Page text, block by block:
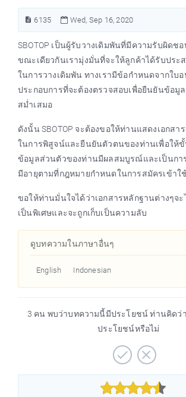
6135 Wed, Sep 16, 2020
SBOTOP เป็นผู้รับวางเดิมพันที่มีความรับผิดช
ขณะเดียวกันเรามุ่งมั่นที่จะให้ลูกค้าได้รับปร
ในการวางเดิมพัน ทางเรามีข้อกำหนดจากใบ
ประกอบการที่จะต้องตรวจสอบเพื่อยืนยันข้อมู
สม่ำเสมอ
ดังนั้น SBOTOP จะต้องขอให้ท่านแสดงเอกสา
ในการพิสูจน์และยืนยันตัวตนของท่านเพื่อให้
ข้อมูลส่วนตัวของท่านมีผลสมบูรณ์และเป็นกา
มีอายุตามที่กฎหมายกำหนดในการสมัครเข้าใ
ขอให้ท่านมั่นใจได้ว่าเอกสารหลักฐานต่างๆจ
เป็นพิเศษและจะถูกเก็บเป็นความลับ
ดูบทความในภาษาอื่นๆ
English Indonesian
3 คน พบว่าบทความนี้มีประโยชน์ ท่านคิดว่
ประโยชน์หรือไม่


